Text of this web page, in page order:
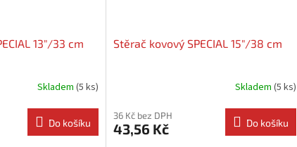
13"/33 cm
Skladem (5 ks)
Do košíku
Stěrač kovový SPECIAL 15"/38 cm
Skladem (5 ks)
36 Kč bez DPH
43,56 Kč Do košíku